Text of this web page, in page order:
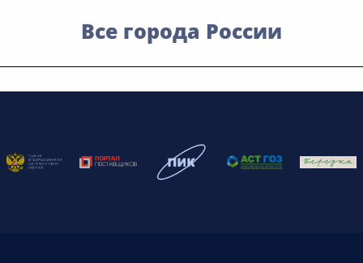
Все города России